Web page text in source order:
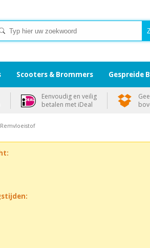
Remvloeistof
Scooters & Brommers Gespreide
Eenvoudig en veilig
betalen met iDeal